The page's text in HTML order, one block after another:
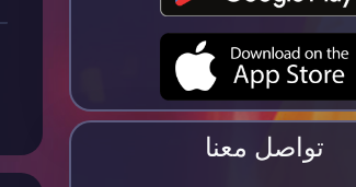
تواصل معنا